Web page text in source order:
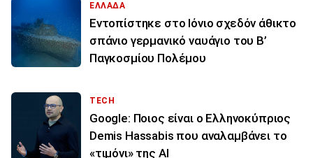
ΕΛΛΑΔΑ
Εντοπίστηκε στο Ιόνιο σχεδόν άθικτο
σπάνιο γερμανικό ναυάγιο του Β’
Παγκοσμίου Πολέμου
TECH
Google: Ποιος είναι ο Ελληνοκύπριος
Demis Hassabis που αναλαμβάνει το
«τιμόνι» της ΑΙ